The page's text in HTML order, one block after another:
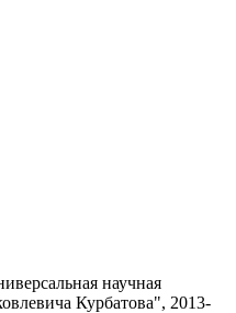
научная
Курбатова", 2013-